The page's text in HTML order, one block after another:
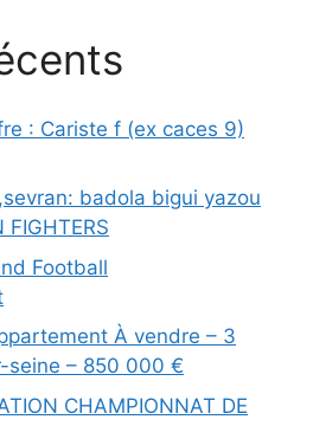
: Cariste f (ex caces 9)
badola bigui yazou
Football
À vendre – 3
seine – 850 000 €
CHAMPIONNAT DE